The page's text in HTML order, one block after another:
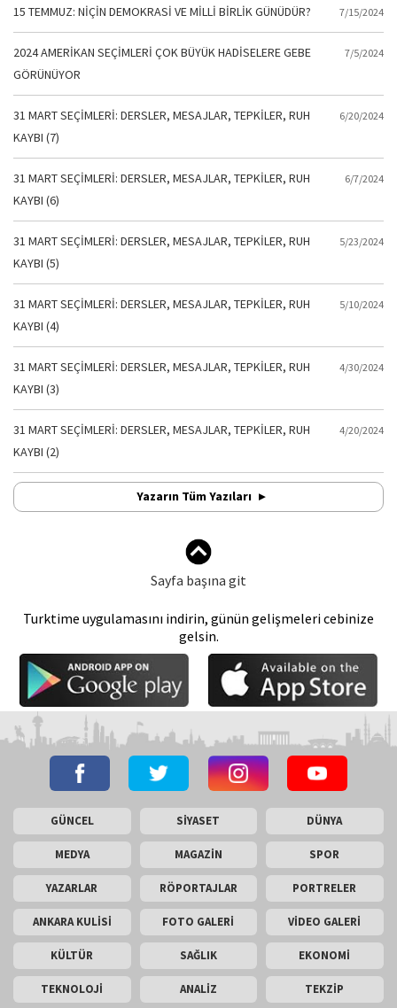
15 TEMMUZ: NİÇİN DEMOKRASİ VE MİLLİ BİRLİK GÜNÜDÜR? 7/15/2024
2024 AMERİKAN SEÇİMLERİ ÇOK BÜYÜK HADİSELERE GEBE
GÖRÜNÜYOR
7/5/2024
31 MART SEÇİMLERİ: DERSLER, MESAJLAR, TEPKİLER, RUH
KAYBI (7)
6/20/2024
31 MART SEÇİMLERİ: DERSLER, MESAJLAR, TEPKİLER, RUH
KAYBI (6)
6/7/2024
31 MART SEÇİMLERİ: DERSLER, MESAJLAR, TEPKİLER, RUH
KAYBI (5)
5/23/2024
31 MART SEÇİMLERİ: DERSLER, MESAJLAR, TEPKİLER, RUH
KAYBI (4)
5/10/2024
31 MART SEÇİMLERİ: DERSLER, MESAJLAR, TEPKİLER, RUH
KAYBI (3)
4/30/2024
31 MART SEÇİMLERİ: DERSLER, MESAJLAR, TEPKİLER, RUH
KAYBI (2)
4/20/2024
Yazarın Tüm Yazıları
Sayfa başına git
Turktime uygulamasını indirin, günün gelişmeleri cebinize
gelsin.
GÜNCEL SİYASET DÜNYA
MEDYA MAGAZİN SPOR
YAZARLAR RÖPORTAJLAR PORTRELER
ANKARA KULİSİ FOTO GALERİ VİDEO GALERİ
KÜLTÜR SAĞLIK EKONOMİ
TEKNOLOJİ ANALİZ TEKZİP